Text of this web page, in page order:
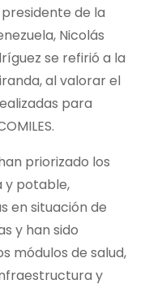
de la
Nicolás
se refirió a la
al valorar el
para
priorizado los
y potable,
en situación de
y han sido
módulos de salud,
y